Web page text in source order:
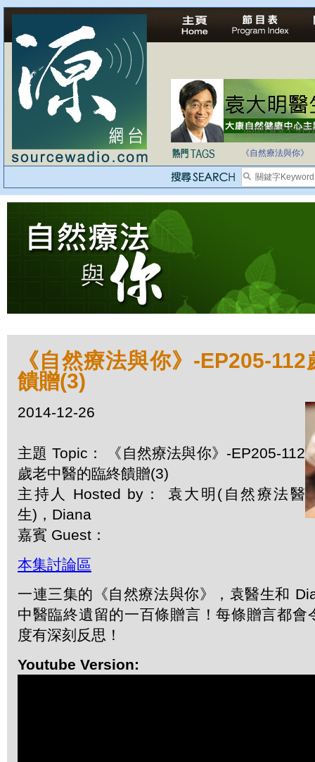
法治社會並不等同
自家教育合法化-
《自然療法與你》
《自然療法與你》-EP205-
饋贈(3)
2014-12-26
主題 Topic： 《自然療法與你》-EP205-112
歲老中醫的臨終饋贈(3)
主持人 Hosted by： 袁大明(自然療法醫
生)，Diana
嘉賓 Guest：
本集討論區
一連三集的《自然療法與你》，袁醫生和
中醫臨終遺留的一百條贈言！每條贈言都會
度有深刻反思！
Youtube Version: